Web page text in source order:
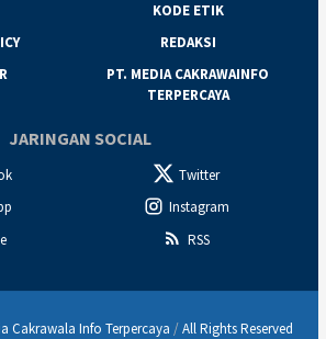
KODE ETIK
REDAKSI
PT. MEDIA CAKRAWAINFO
TERPERCAYA
JARINGAN SOCIAL
Twitter
Instagram
RSS
Cakrawala Info Terpercaya /All Rights Reserved